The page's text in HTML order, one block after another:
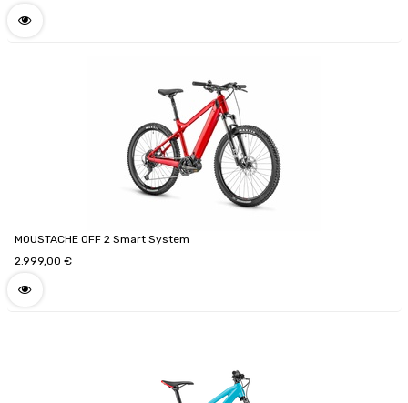
MOUSTACHE OFF 2 Smart System
2.999,00 €